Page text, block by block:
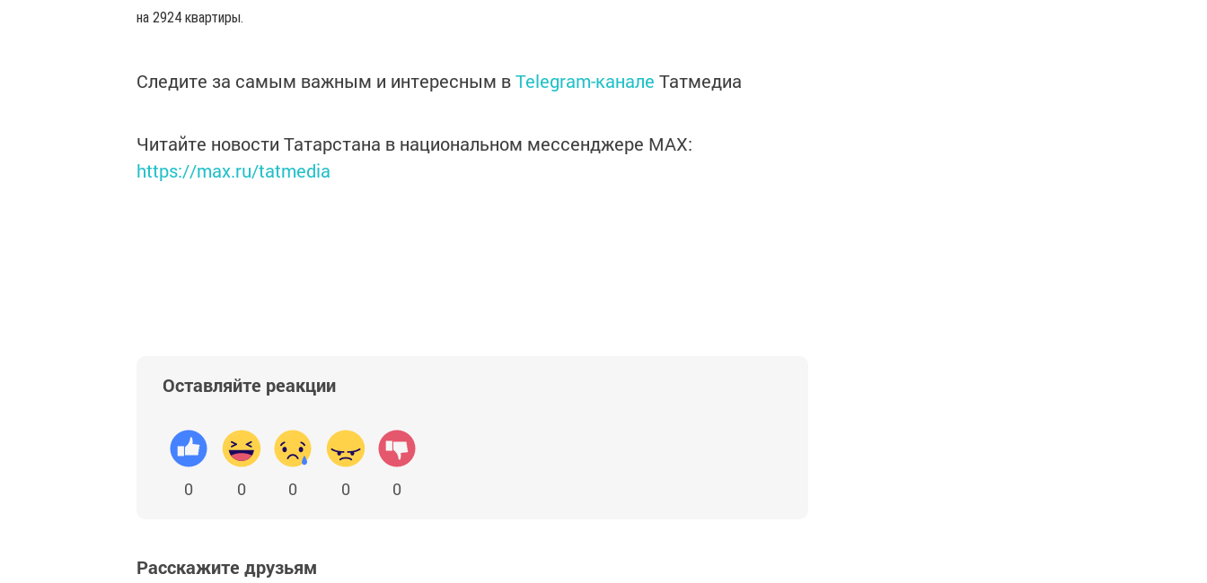
на 2924 квартиры.
Следите за самым важным и интересным вTelegram-канале Татмедиа
Читайте новости Татарстана в национальном мессенджере MАХ:
https://max.ru/tatmedia
Оставляйте реакции
0 0 0 0 0
Расскажите друзьям